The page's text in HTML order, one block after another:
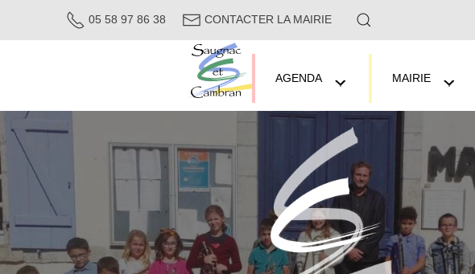
05 58 97 86 38 CONTACTER LA MAIRIE
AGENDA MAIRIE